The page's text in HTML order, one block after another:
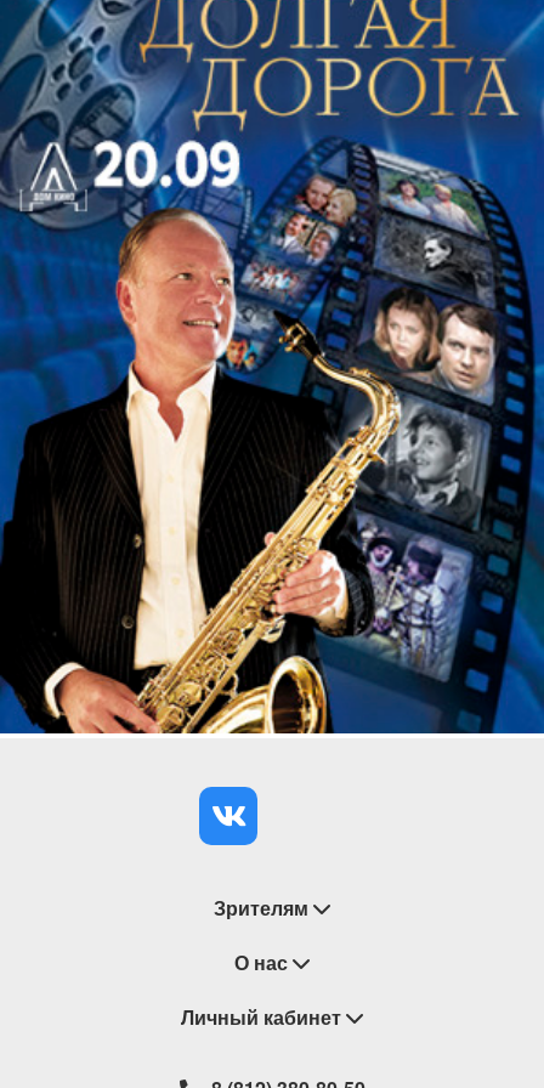
Дети просто обожают Ушастых, история
собрала фанатов со всей страны
При подготовки к шоу ни один ушастый не
пострадал
СЮДА ПУСТЬ ХОДЯТ ТЕ РОДИТЕЛИ, ЧЬИ ДЕТИ ТАМ
ВЫСТУПАЮ
Т , ПРОСТО ПОРАДОВАТЬСЯ ЗА СВОЕ ЧАДО , НО В ТАКОЙ
ТЕАТР НЕ ОТДАЛА БЫ НИ ОДНОГО СВОЕГО РЕБЕНКА, ЖДУ
ВОЗВРАТА , ПОЗЖЕ НАПИШУ ВЕРНУТ ИЛИ НЕТ
Зрителям
Восстановление билетов
Замена / Отмена / Перенос мероприятий
О нас
О компании
Личный кабинет